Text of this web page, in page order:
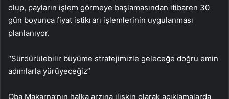
olup, payların işlem görmeye başlamasından itibaren 30
gün boyunca fiyat istikrarı işlemlerinin uygulanması
planlanıyor.
“Sürdürülebilir büyüme stratejimizle geleceğe doğru emin
adımlarla yürüyeceğiz”
Oba Makarna’nın halka arzına ilişkin olarak açıklamalarda